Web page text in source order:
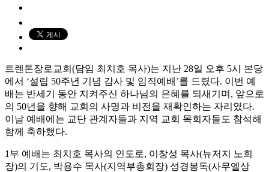
트렌톤장로교회(담임 최치호 목사)는 지난 28일 오후 5시 본당
에서 ‘설립 50주년 기념 감사 및 임직예배’를 드렸다. 이번 예
배는 반세기 동안 지켜주신 하나님의 은혜를 되새기며, 앞으로
의 50년을 향해 교회의 사명과 비전을 재확인하는 자리였다.
이날 예배에는 교단 관계자들과 지역 교회 목회자들도 참석해
함께 축하했다.
1부 예배는 최치호 목사의 인도로, 이창성 목사(뉴저지 노회
장)의 기도, 박용수 목사(지역부총회장) 성경봉독(사무엘상